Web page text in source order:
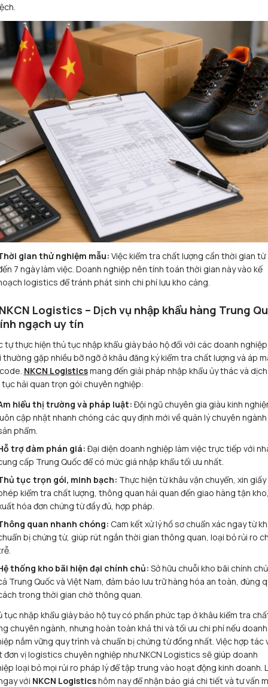
gian thử nghiệm mẫu: Việc kiểm tra chất lượng cần thời gian từ
7 ngày làm việc. Doanh nghiệp nên tính toán thời gian này vào kế
logistics để tránh phát sinh chi phí lưu kho cảng.
Logistics – Dịch vụ nhập khẩu hàng Trung
ngạch uy tín
tự thực hiện thủ tục nhập khẩu giày bảo hộ đối với các doanh nghiệp
thường gặp nhiều bỡ ngỡ ở khâu đăng ký kiểm tra chất lượng và áp
NKCN Logisticsmang đến giải pháp nhập khẩu ủy thác và
hải quan trọn gói chuyên nghiệp:
hiểu thị trường và pháp luật: Đội ngũ chuyên gia giàu kinh
cập nhật nhanh chóng các quy định mới về quản lý chuyên ngành
phẩm.
trợ đàm phán giá: Đại diện doanh nghiệp làm việc trực tiếp với
cấp Trung Quốc để có mức giá nhập khẩu tối ưu nhất.
tục trọn gói, minh bạch: Thực hiện từ khâu vận chuyển, xin giấy
kiểm tra chất lượng, thông quan hải quan đến giao hàng tận
hóa đơn chứng từ đầy đủ, hợp pháp.
quan nhanh chóng: Cam kết xử lý hồ sơ chuẩn xác ngay từ
bị chứng từ, giúp rút ngắn thời gian thông quan, loại bỏ rủi ro
thống kho bãi hiện đại chính chủ: Sở hữu chuỗi kho bãi chính
Trung Quốc và Việt Nam, đảm bảo lưu trữ hàng hóa an toàn, đúng
trong thời gian chờ thông quan.
tục nhập khẩu giày bảo hộ tuy có phần phức tạp ở khâu kiểm tra
chuyên ngành, nhưng hoàn toàn khả thi và tối ưu chi phí nếu doanh
nắm vững quy trình và chuẩn bị chứng từ đồng nhất. Việc hợp tác
đơn vị logistics chuyên nghiệp như NKCN Logistics sẽ giúp doanh
loại bỏ mọi rủi ro pháp lý để tập trung vào hoạt động kinh doanh.
với NKCN Logisticshôm nay để nhận báo giá chi tiết và tư vấn